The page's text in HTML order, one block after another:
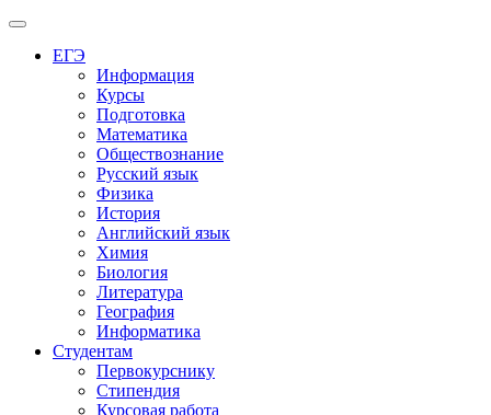
Меню
ЕГЭ
Информация
Курсы
Подготовка
Математика
Обществознание
Русский язык
Физика
История
Английский язык
Химия
Биология
Литература
География
Информатика
Студентам
Первокурснику
Стипендия
Курсовая работа